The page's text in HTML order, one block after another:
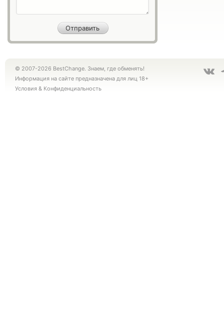
© 2007-2026 BestChange. Знаем, где обменять!
Информация на сайте предназначена для лиц 18+
Условия & Конфиденциальность